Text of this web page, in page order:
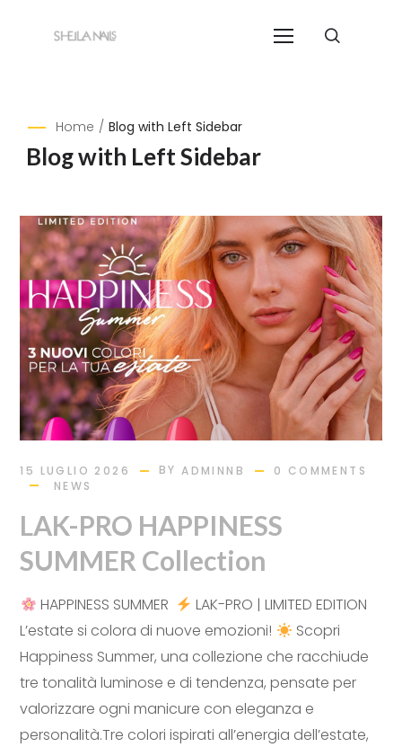
Home / Blog with Left Sidebar
Blog with Left Sidebar
15 LUGLIO 2026 BY ADMINNB
0 COMMENTS
NEWS
LAK-PRO HAPPINESS
SUMMER Collection
HAPPINESS SUMMER
LAK-PRO | LIMITED EDITION
L’estate si colora di nuove emozioni!
Scopri
Happiness Summer, una collezione che racchiude
tre tonalità luminose e di tendenza, pensate per
valorizzare ogni manicure con eleganza e
personalità.Tre colori ispirati all’energia dell’estate,